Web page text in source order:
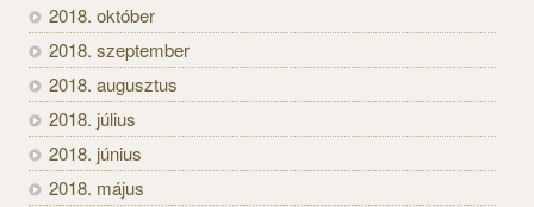
2018. október
2018. szeptember
2018. augusztus
2018. július
2018. június
2018. május